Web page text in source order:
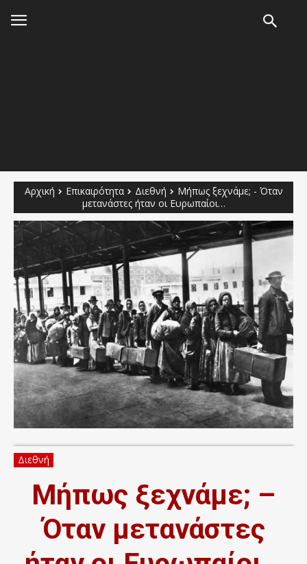
Αρχική Επικαιρότητα Διεθνή
Μήπως ξεχνάμε; - Όταν
μετανάστες ήταν οι Ευρωπαίοι…
Διεθνή
Μήπως ξεχνάμε; –
Όταν μετανάστες